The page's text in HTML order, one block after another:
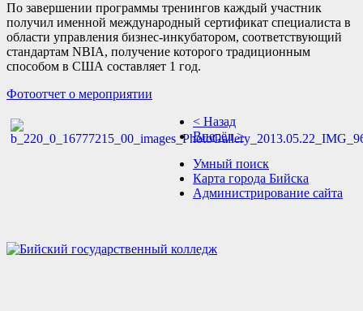
По завершении программы тренингов каждый участник
получил именной международный сертификат специалиста в
области управления бизнес-инкубатором, соответствующий
стандартам NBIA, получение которого традиционным
способом в США составляет 1 год.
Фотоотчет о мероприятии
< Назад
Вперёд >
Умный поиск
Карта города Бийска
Администрирование сайта